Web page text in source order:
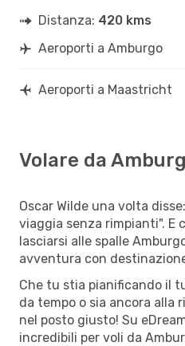
Distanza: 420 kms
Aeroporti a Amburgo
Aeroporti a Maastricht
Volare da
Oscar Wilde una volta
viaggia senza rimpianti". E
lasciarsi alle spalle
avventura con
Che tu stia pianificando il
da tempo o sia ancora alla
nel posto giusto! Su
incredibili per voli da